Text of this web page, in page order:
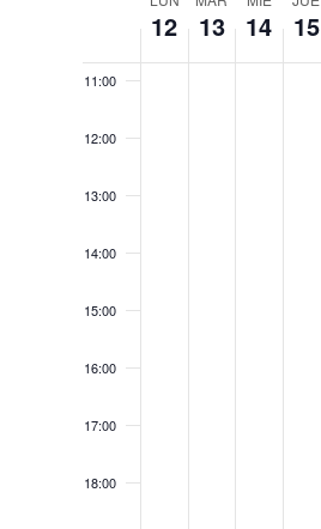
Eventos
12 13 14 15
11:00
12:00
13:00
14:00
15:00
16:00
17:00
18:00